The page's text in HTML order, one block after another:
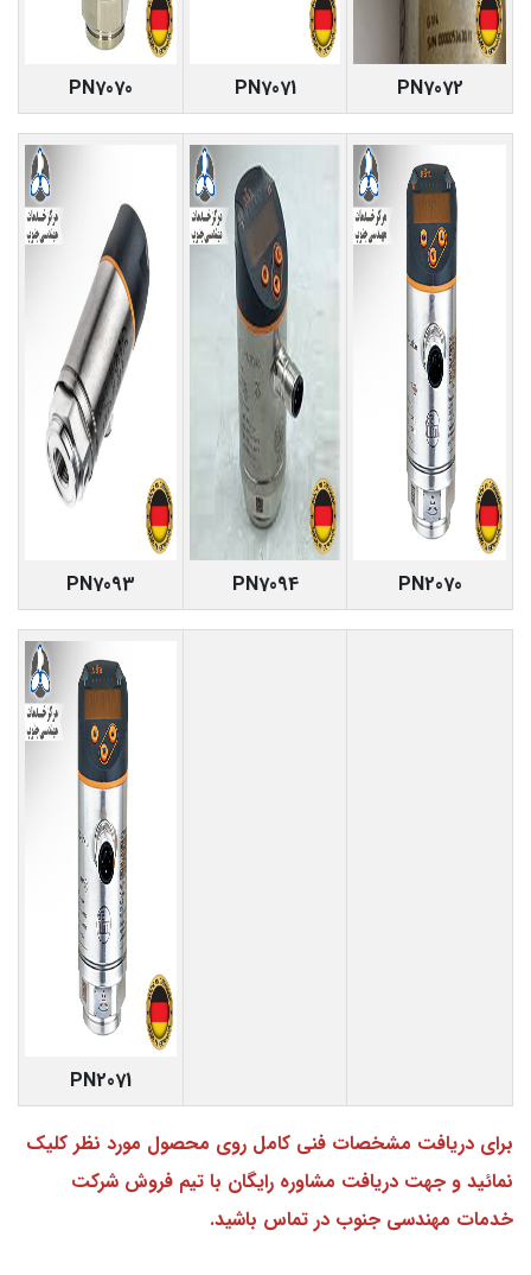
PN7072
PN7071
PN7070
PN2070
PN7094
PN7093
PN2071
برای دریافت مشخصات فنی کامل روی محصول مورد نظر کلیک
نمائید و جهت دریافت مشاوره رایگان با تیم فروش شرکت
خدمات مهندسی جنوب در تماس باشید.